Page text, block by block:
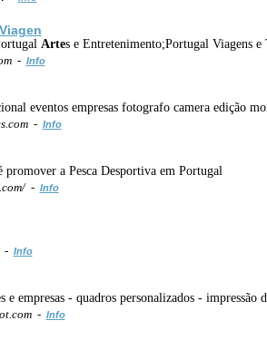
Artes e Entretenimento;Portugal Viagens e
- Info
eventos empresas fotografo camera edição
- Info
a Pesca Desportiva em Portugal
- Info
- Info
empresas - quadros personalizados -
- Info